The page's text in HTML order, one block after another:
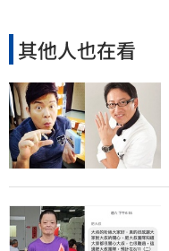
其他人也在看